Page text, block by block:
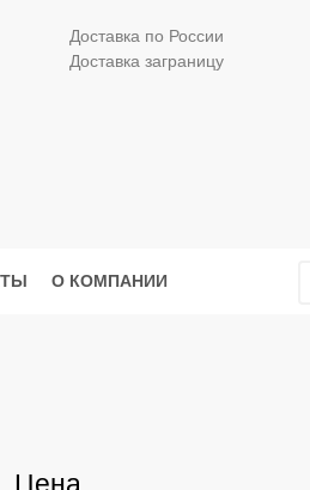
Доставка по России
Доставка заграницу
О КОМПАНИИ